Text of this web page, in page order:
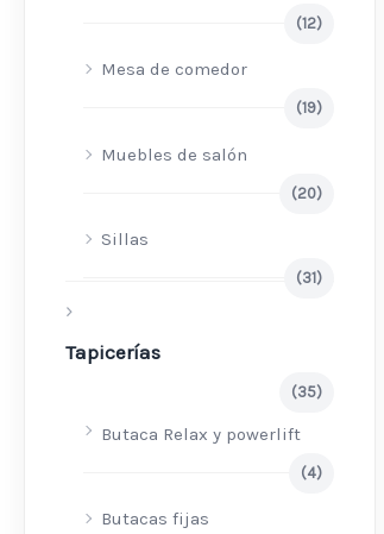
(12)
Mesa de comedor
(19)
Muebles de salón
(20)
Sillas
(31)
Tapicerías
(35)
Butaca Relax y powerlift
(4)
Butacas fijas